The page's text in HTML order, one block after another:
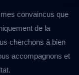
convaincus que
de la
cherchons à bien
accompagnons et